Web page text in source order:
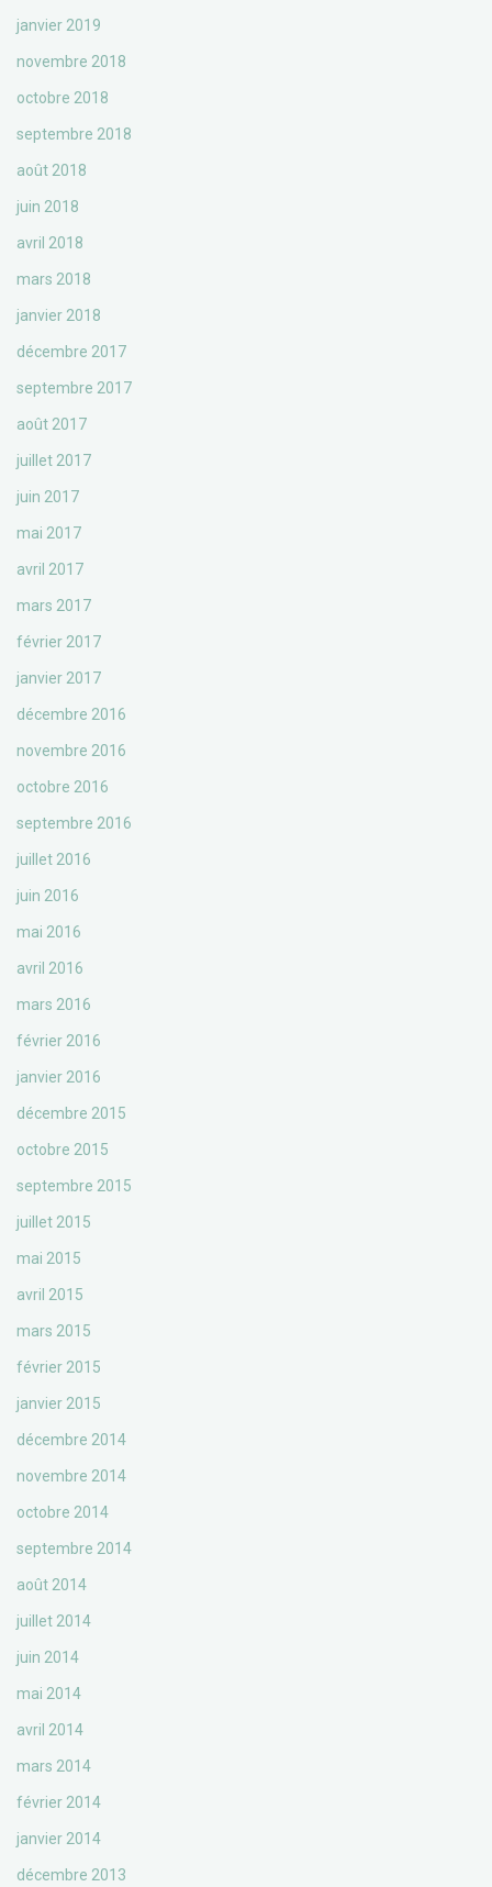
janvier 2019
novembre 2018
octobre 2018
septembre 2018
août 2018
juin 2018
avril 2018
mars 2018
janvier 2018
décembre 2017
septembre 2017
août 2017
juillet 2017
juin 2017
mai 2017
avril 2017
mars 2017
février 2017
janvier 2017
décembre 2016
novembre 2016
octobre 2016
septembre 2016
juillet 2016
juin 2016
mai 2016
avril 2016
mars 2016
février 2016
janvier 2016
décembre 2015
octobre 2015
septembre 2015
juillet 2015
mai 2015
avril 2015
mars 2015
février 2015
janvier 2015
décembre 2014
novembre 2014
octobre 2014
septembre 2014
août 2014
juillet 2014
juin 2014
mai 2014
avril 2014
mars 2014
février 2014
janvier 2014
décembre 2013